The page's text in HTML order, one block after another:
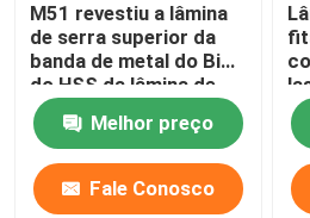
M51 revestiu a lâmina
de serra superior da
banda de metal do Bi
do HSS da lâmina de
serra da faixa
Melhor preço
Fale Conosco